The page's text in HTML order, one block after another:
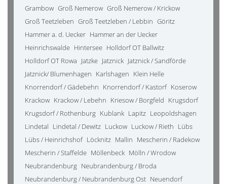
Grambow Groß Nemerow Groß Nemerow / Krickow
Groß Teetzleben Groß Teetzleben / Lebbin Göritz
Hammer a. d. Uecker Hammer an der Uecker
Heinrichswalde Hintersee Holldorf OT Ballwitz
Holldorf OT Rowa Jatzke Jatznick Jatznick / Sandförde
Jatznick/ Blumenhagen Karlshagen Klein Helle
Knorrendorf / Gädebehn Knorrendorf / Kastorf Koserow
Krackow Krackow / Lebehn Kriesow / Borgfeld Krugsdorf
Krugsdorf / Rothenburg Kublank Lapitz Leopoldshagen
Lindetal Lindetal / Dewitz Luckow Luckow / Rieth Lübs
Lübs / Heinrichshof Löcknitz Mallin Mescherin / Radekow
Mescherin / Staffelde Möllenbeck Mölln / Wrodow
Neubrandenburg Neubrandenburg / Broda
Neubrandenburg / Neubrandenburg Ost Neuendorf